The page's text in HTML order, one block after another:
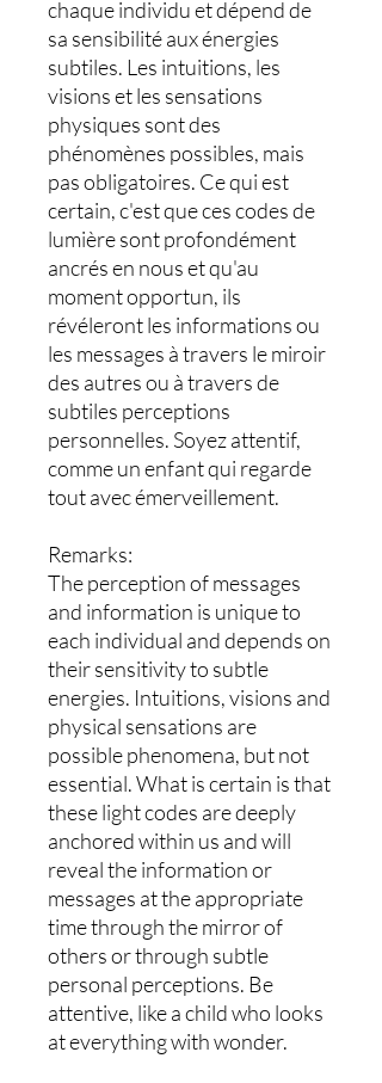
chaque individu et dépend de
sa sensibilité aux énergies
subtiles. Les intuitions, les
visions et les sensations
physiques sont des
phénomènes possibles, mais
pas obligatoires. Ce qui est
certain, c'est que ces codes de
lumière sont profondément
ancrés en nous et qu'au
moment opportun, ils
révéleront les informations ou
les messages à travers le miroir
des autres ou à travers de
subtiles perceptions
personnelles. Soyez attentif,
comme un enfant qui regarde
tout avec émerveillement.
Remarks:
The perception of messages
and information is unique to
each individual and depends on
their sensitivity to subtle
energies. Intuitions, visions and
physical sensations are
possible phenomena, but not
essential. What is certain is that
these light codes are deeply
anchored within us and will
reveal the information or
messages at the appropriate
time through the mirror of
others or through subtle
personal perceptions. Be
attentive, like a child who looks
at everything with wonder.